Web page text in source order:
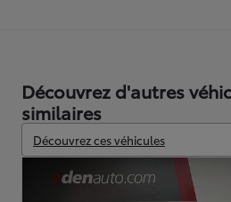
Découvrez d'autres
similaires
Découvrez ces véhicules